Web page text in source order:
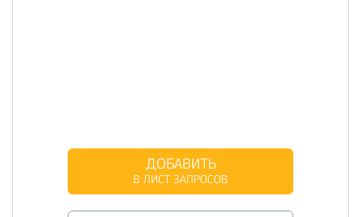
ДОБАВИТЬ
В ЛИСТ ЗАПРОСОВ